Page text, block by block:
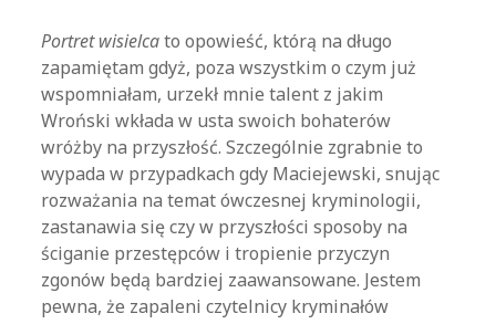
Portret wisielcato opowieść, którą na długo
zapamiętam gdyż, poza wszystkim o czym już
wspomniałam, urzekł mnie talent z jakim
Wroński wkłada w usta swoich bohaterów
wróżby na przyszłość. Szczególnie zgrabnie to
wypada w przypadkach gdy Maciejewski, snując
rozważania na temat ówczesnej kryminologii,
zastanawia się czy w przyszłości sposoby na
ściganie przestępców i tropienie przyczyn
zgonów będą bardziej zaawansowane. Jestem
pewna, że zapaleni czytelnicy kryminałów